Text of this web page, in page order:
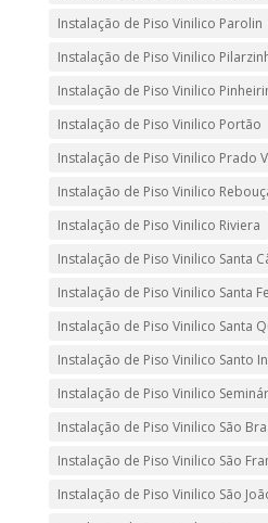
Instalação de Piso Vinilico Parolin
Instalação de Piso Vinilico
Instalação de Piso Vinilico
Instalação de Piso Vinilico Portão
Instalação de Piso Vinilico Prado
Instalação de Piso Vinilico
Instalação de Piso Vinilico Riviera
Instalação de Piso Vinilico Santa
Instalação de Piso Vinilico Santa
Instalação de Piso Vinilico Santa
Instalação de Piso Vinilico Santo
Instalação de Piso Vinilico
Instalação de Piso Vinilico São
Instalação de Piso Vinilico São
Instalação de Piso Vinilico São